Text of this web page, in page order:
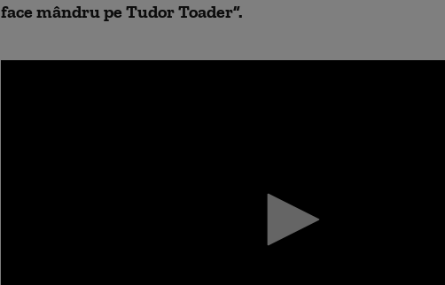
face mândru pe Tudor Toader”.